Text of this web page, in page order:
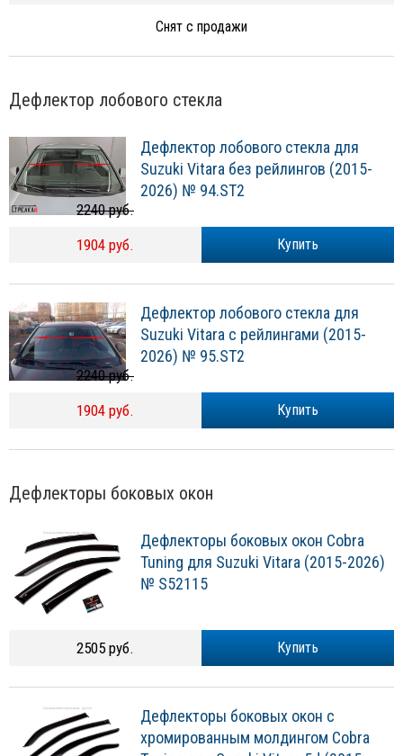
Снят с продажи
Дефлектор лобового стекла
Дефлектор лобового стекла для
Suzuki Vitara без рейлингов (2015-
2026) № 94.ST2
Купить
2240 руб.
1904 руб.
Дефлектор лобового стекла для
Suzuki Vitara с рейлингами (2015-
2026) № 95.ST2
Купить
2240 руб.
1904 руб.
Дефлекторы боковых окон
Дефлекторы боковых окон Cobra
Tuning для Suzuki Vitara (2015-2026)
№ S52115
Купить
2505 руб.
Дефлекторы боковых окон с
хромированным молдингом Cobra